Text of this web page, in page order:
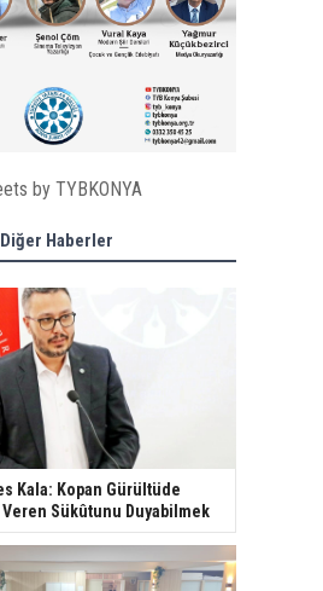
by TYBKONYA
Haberler
Kala: Kopan Gürültüde
Veren Sükûtunu Duyabilmek